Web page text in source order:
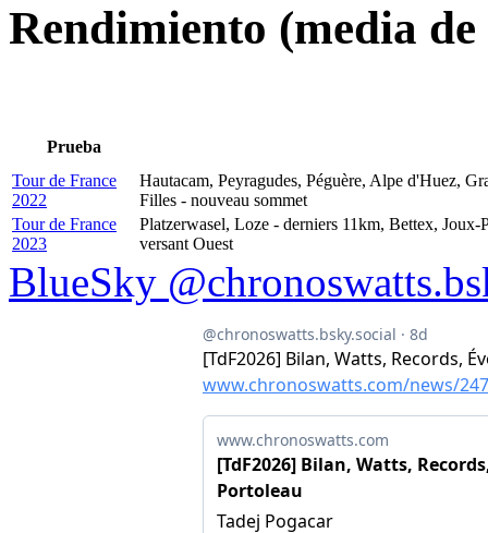
Rendimiento (media
Prueba
Tour de France
2022
Hautacam, Peyragudes, Péguère, Alpe d'Huez,
Filles - nouveau sommet
Tour de France
2023
Platzerwasel, Loze - derniers 11km, Bettex,
versant Ouest
BlueSky